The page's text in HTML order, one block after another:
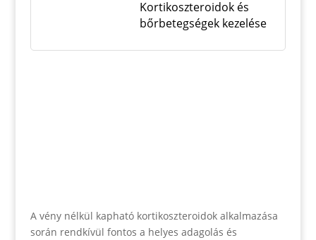
Kortikoszteroidok és
bőrbetegségek kezelése
A vény nélkül kapható kortikoszteroidok alkalmazása
során rendkívül fontos a helyes adagolás és